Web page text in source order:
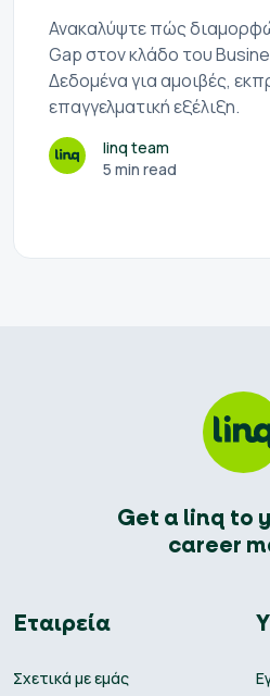
Ανακαλύψτε πώς
Gap στον κλάδο του
Δεδομένα για αμοιβές,
επαγγελματική εξέλιξη.
linq team
5 min read
Get a linq to
career
Εταιρεία
Σχετικά με εμάς